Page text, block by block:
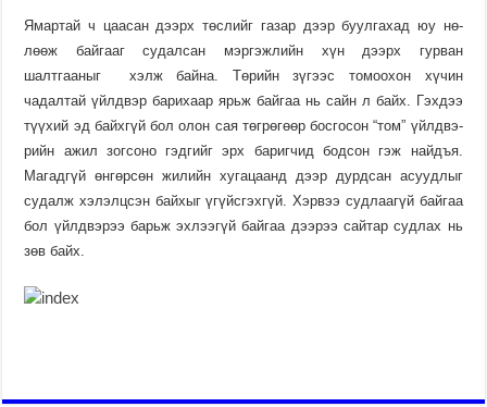
Ямартай ч цаасан дээрх төс­­­­­­лийг газар дээр буулгахад юу нө­­
лөөж байгааг судалсан мэр­­­­гэж­лийн хүн дээрх гурван
шалтгааныг хэлж байна. Төрийн зүгээс томоохон хүчин
чадалтай үйлдвэр барихаар ярьж байгаа нь сайн л байх. Гэхдээ
түүхий эд байхгүй бол олон сая төгрөгөөр бос­госон “том” үйлдвэ­
рийн ажил зогсо­но гэдгийг эрх ба­риг­чид бодсон гэж найдъя.
Магад­гүй өнгөрсөн жилийн хугацаанд дээр дурдсан асуудлыг
судалж хэлэлцсэн байхыг үгүйсгэхгүй. Хэрвээ судлаагүй байгаа
бол үйлд­вэрээ барьж эхлээгүй бай­гаа дээрээ сайтар судлах нь
зөв байх.